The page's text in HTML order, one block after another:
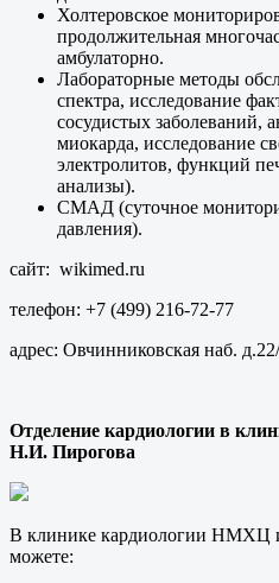
Холтеровское
продолжительная
амбулаторно.
Лабораторные методы
спектра, исследование
сосудистых заболеваний,
миокарда, исследование
электролитов, функций
анализы).
СМАД (суточное
давления).
сайт: wikimed.ru
телефон: +7 (499) 216-72-77
адрес: Овчинниковская наб.
Отделение кардиологии в
Н.И. Пирогова
В клинике кардиологии
можете: